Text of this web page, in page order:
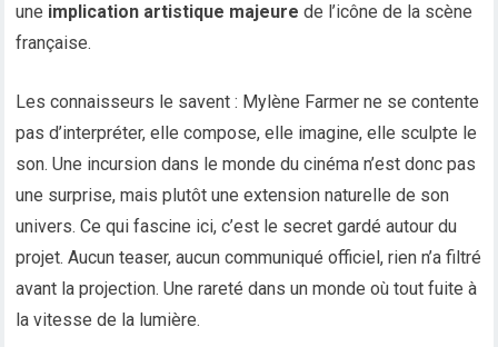
une implication artistique majeure de l’icône de la scène
française.
Les connaisseurs le savent : Mylène Farmer ne se contente
pas d’interpréter, elle compose, elle imagine, elle sculpte le
son. Une incursion dans le monde du cinéma n’est donc pas
une surprise, mais plutôt une extension naturelle de son
univers. Ce qui fascine ici, c’est le secret gardé autour du
projet. Aucun teaser, aucun communiqué officiel, rien n’a filtré
avant la projection. Une rareté dans un monde où tout fuite à
la vitesse de la lumière.